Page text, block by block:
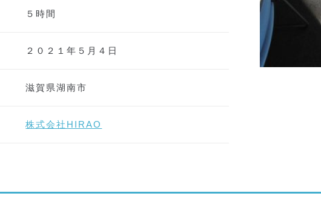
５時間
２０２１年５月４日
滋賀県湖南市
株式会社HIRAO